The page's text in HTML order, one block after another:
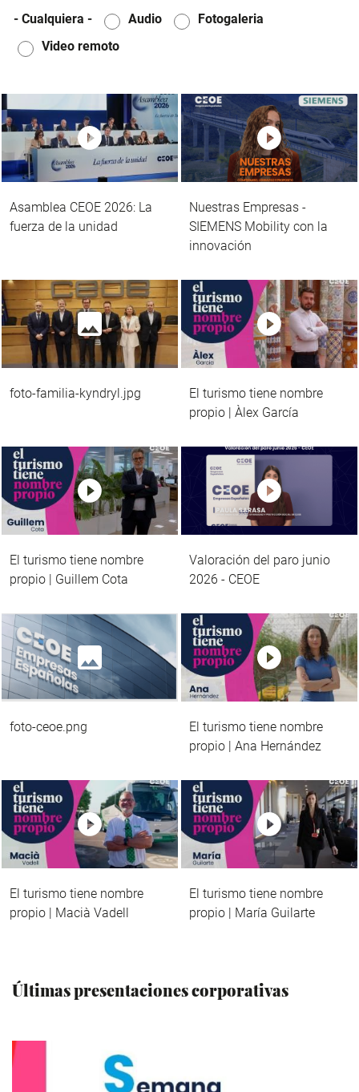
- Cualquiera - Audio
Fotogaleria
Video remoto
Asamblea CEOE 2026: La
fuerza de la unidad
Nuestras Empresas -
SIEMENS Mobility con la
innovación
foto-familia-kyndryl.jpg
El turismo tiene nombre
propio | Àlex García
El turismo tiene nombre
propio | Guillem Cota
Valoración del paro junio
2026 - CEOE
foto-ceoe.png
El turismo tiene nombre
propio | Ana Hernández
El turismo tiene nombre
propio | Macià Vadell
El turismo tiene nombre
propio | María Guilarte
Últimas presentaciones corporativas